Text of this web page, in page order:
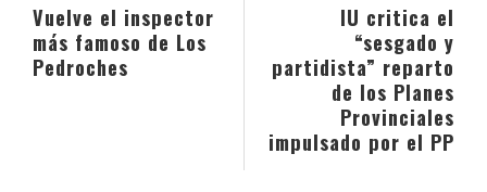
IU critica el
“sesgado y
partidista” reparto
de los Planes
Provinciales
impulsado por el PP
Vuelve el inspector
más famoso de Los
Pedroches